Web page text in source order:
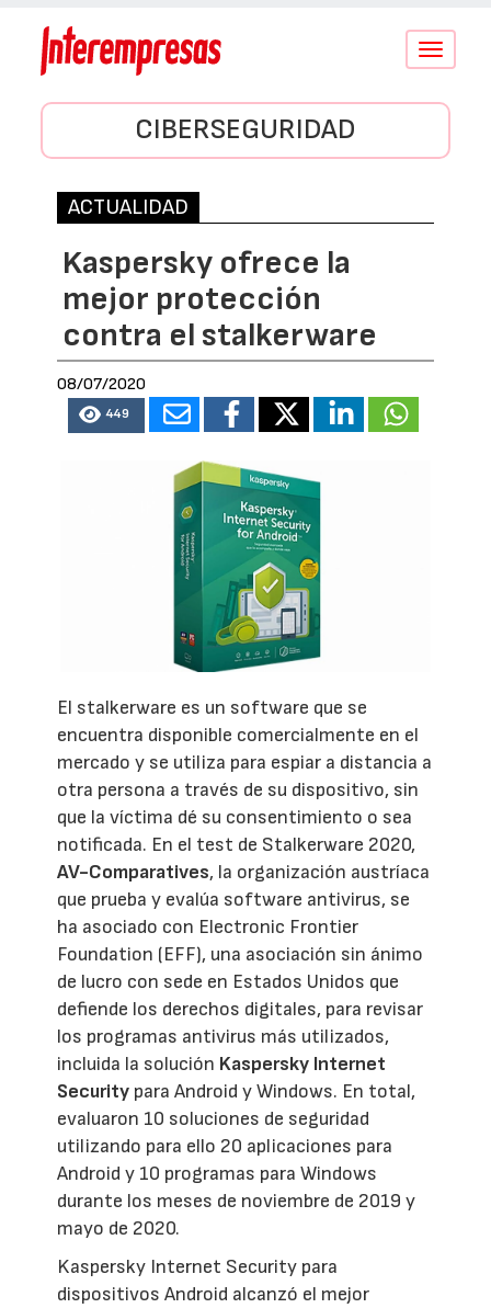
Conmutar
CIBERSEGURIDAD
ACTUALIDAD
Kaspersky ofrece la
mejor protección
contra el stalkerware
08/07/2020
449
El stalkerware es un software que se
encuentra disponible comercialmente en el
mercado y se utiliza para espiar a distancia a
otra persona a través de su dispositivo, sin
que la víctima dé su consentimiento o sea
notificada. En el test de Stalkerware 2020,
AV-Comparatives, la organización austríaca
que prueba y evalúa software antivirus, se
ha asociado con Electronic Frontier
Foundation (EFF), una asociación sin ánimo
de lucro con sede en Estados Unidos que
defiende los derechos digitales, para revisar
los programas antivirus más utilizados,
incluida la solución Kaspersky Internet
Security para Android y Windows. En total,
evaluaron 10 soluciones de seguridad
utilizando para ello 20 aplicaciones para
Android y 10 programas para Windows
durante los meses de noviembre de 2019 y
mayo de 2020.
Kaspersky Internet Security para
dispositivos Android alcanzó el mejor